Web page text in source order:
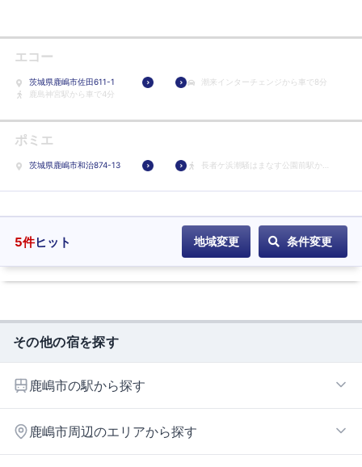
録
に
エコー
茨城県鹿嶋市佐田611-1
潮来インターチェンジから車で8分
鹿島神宮駅から車で4分
ポミエ
茨城県鹿嶋市和治874-13
長者ケ浜潮騒はまなす公園前駅から
5件ヒット 地域変更 条件変更
その他の宿を探す
鹿嶋市の駅から探す
鹿島神宮
鹿嶋市周辺のエリアから探す